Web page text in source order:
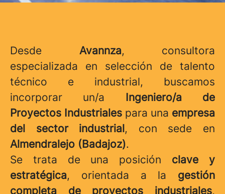
Desde Avannza, consultora
especializada en selección de talento
técnico e industrial, buscamos
incorporar un/a Ingeniero/a de
Proyectos Industriales para una empresa
del sector industrial, con sede en
Almendralejo (Badajoz).
Se trata de una posición clave y
estratégica, orientada a la gestión
completa de proyectos industriales,